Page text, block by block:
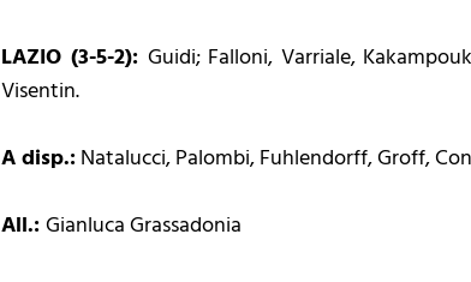
LAZIO (3-5-2): Guidi; Falloni, Varriale,
Visentin.
A disp.:Natalucci, Palombi, Fuhlendorff, Groff,
All.:Gianluca Grassadonia